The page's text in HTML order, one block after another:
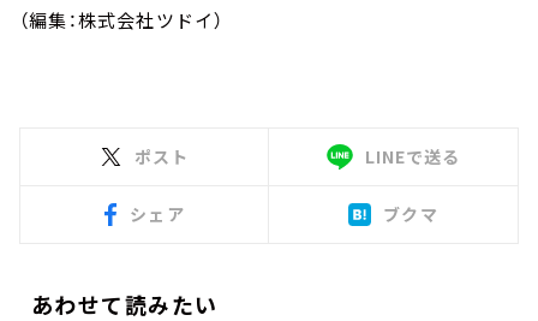
（編集：株式会社ツドイ）
ポスト LINEで送る
シェア ブクマ
あわせて読みたい